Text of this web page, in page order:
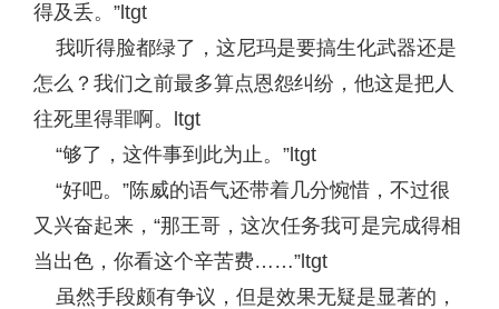
得及丢。”ltgt
我听得脸都绿了，这尼玛是要搞生化武器还是
怎么？我们之前最多算点恩怨纠纷，他这是把人
往死里得罪啊。ltgt
“够了，这件事到此为止。”ltgt
“好吧。”陈威的语气还带着几分惋惜，不过很
又兴奋起来，“那王哥，这次任务我可是完成得相
当出色，你看这个辛苦费……”ltgt
虽然手段颇有争议，但是效果无疑是显著的，